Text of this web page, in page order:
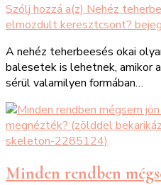
Szólj hozzá a(z) Nehéz
elmozdult keresztcsont?
A nehéz teherbeesés okai
balesetek is lehetnek, amikor
sérül valamilyen formában…
Minden rendben